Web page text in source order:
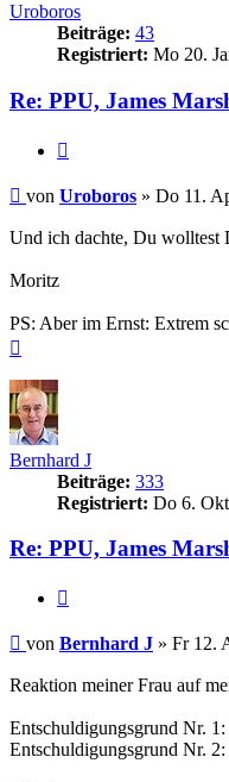
Uroboros
Beiträge: 43
Registriert: Mo 20.
Re: PPU, James
Beitrag
von Uroboros » Do 11.
Und ich dachte, Du wolltest
Moritz
PS: Aber im Ernst: Extrem
Bernhard J
Beiträge: 333
Registriert: Do 6.
Re: PPU, James
Beitrag
von Bernhard J » Fr 12.
Reaktion meiner Frau auf
Entschuldigungsgrund Nr.
Entschuldigungsgrund Nr.